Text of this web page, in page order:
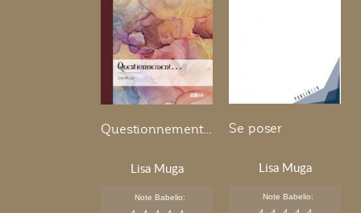
Questionnement…
Lisa Muga
Note Babelio:
Se poser
Lisa Muga
Note Babelio: